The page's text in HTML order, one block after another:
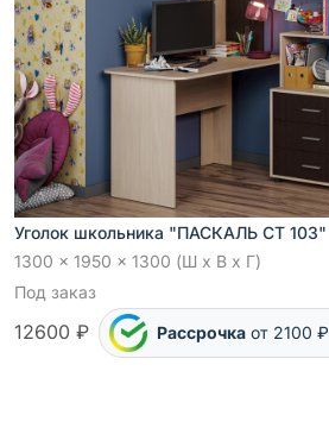
Уголок школьника "ПАСКАЛЬ СТ 103"
1300 x 1950 x 1300 (Ш x В x Г)
Под заказ
12600 ₽ Рассрочка от 2100 ₽